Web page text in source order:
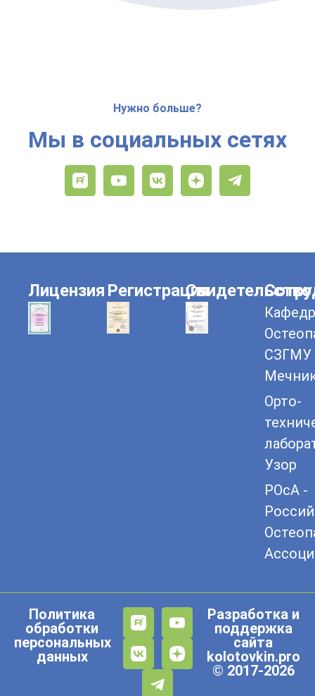
Нужно больше?
Мы в социальных сетях
Лицензия РегистрацияСвидетельство
СЗГМУ
Орто-
Узор
РОсА -
Политика
обработки
персональных
данных
Разработка и
поддержка
сайта
kolotovkin.pro
© 2017-2026